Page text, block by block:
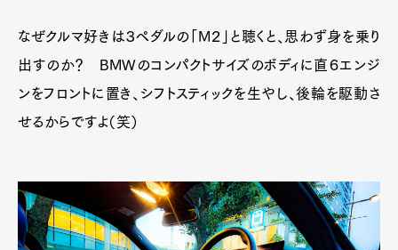
なぜクルマ好きは３ペダルの「M２」と聴くと、思わず身を乗り
出すのか？ BMWのコンパクトサイズのボディに直６エンジ
ンをフロントに置き、シフトスティックを生やし、後輪を駆動さ
せるからですよ（笑）